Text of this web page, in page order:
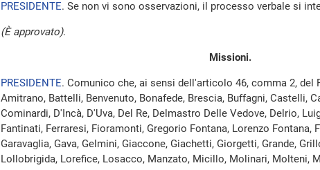
PRESIDENTE. Se non vi sono osservazioni, il processo verbale si
(È approvato).
Missioni.
PRESIDENTE. Comunico che, ai sensi dell'articolo 46, comma 2, del
Amitrano, Battelli, Benvenuto, Bonafede, Brescia, Buffagni, Castelli,
Cominardi, D'Incà, D'Uva, Del Re, Delmastro Delle Vedove, Delrio,
Fantinati, Ferraresi, Fioramonti, Gregorio Fontana, Lorenzo Fontana,
Garavaglia, Gava, Gelmini, Giaccone, Giachetti, Giorgetti, Grande,
Lollobrigida, Lorefice, Losacco, Manzato, Micillo, Molinari, Molteni,